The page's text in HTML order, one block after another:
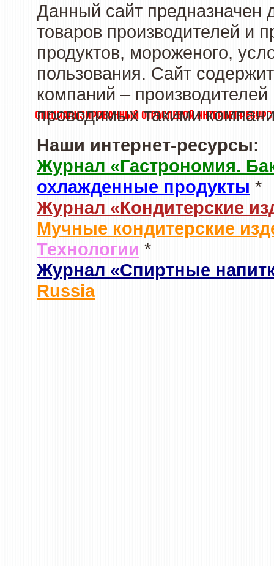
Данный сайт предназначен
товаров производителей и
продуктов, мороженого,
пользования. Сайт
компаний –
проводимых такими
Наши интернет-ресурсы:
Журнал «Гастрономия.
охлажденные продукты *
Журнал «Кондитерские
Мучные кондитерские
Технологии *
Журнал «Спиртные
Russia